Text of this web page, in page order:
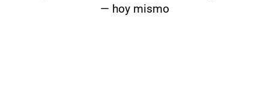
— hoy mismo